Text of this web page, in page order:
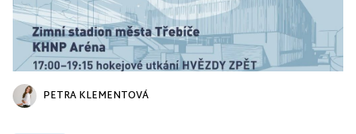
PETRA KLEMENTOVÁ